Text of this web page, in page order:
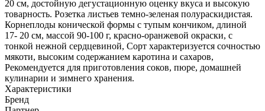
20 см, достойную дегустационную оценку вкуса и высокую
товарность. Розетка листьев темно-зеленая полураскидистая.
Корнеплоды конической формы с тупым кончиком, длиной
17- 20 см, массой 90-100 г, красно-оранжевой окраски, с
тонкой нежной сердцевиной, Сорт характеризуется сочностью
мякоти, высоким содержанием каротина и сахаров,
Рекомендуется для приготовления соков, пюре, домашней
кулинарии и зимнего хранения.
Характеристики
Бренд